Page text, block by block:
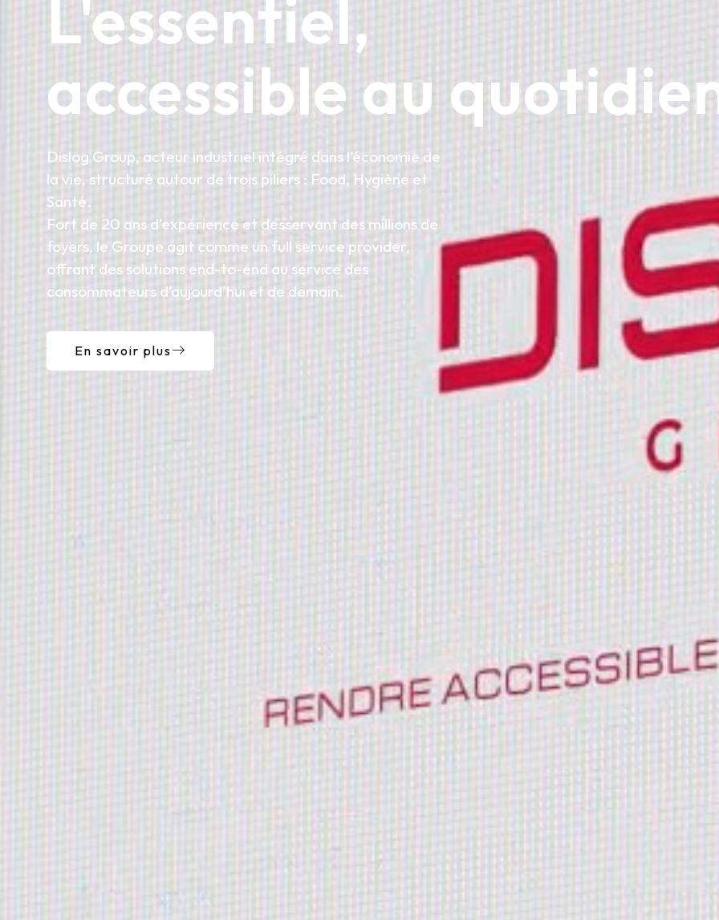
L'essentiel,
accessible au
Dislog Group, acteur industriel intégré dans l’économie de
la vie, structuré autour de trois piliers : Food, Hygiène et
Santé.
Fort de 20 ans d’expérience et desservant des millions de
foyers, le Groupe agit comme un full service provider,
offrant des solutions end-to-end au service des
consommateurs d’aujourd’hui et de demain.
En savoir plus